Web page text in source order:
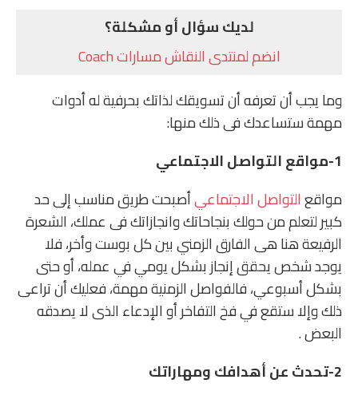
لديك سؤال أو مشكلة؟
انضم لمنتدى النقاش مسارات Coach
وما يجب أن تعرفه أن تسويقك لذاتك بحرفية له أدوات
مهمة ستساعدك فى ذلك منها:
1-مواقع التواصل الاجتماعي
مواقعالتواصل الاجتماعيأصبحت طريق مناسب إلى حد
كبير لتعلم من حولك بنجاحاتك وانجازاتك فى عملك، الشعرة
الرفيعة هنا هى الفارق الزمني بين كل بوست وأخر، فلا
يوجد شخص يحقق إنجاز بشكل يومي في عمله، أو حتى
بشكل أسبوعي، فالفواصل الزمنية مهمة، فعليك أن تراعى
ذلك وإلا ستقع في فخ التفاخر أو الإدعاء الذى لا يصدقه
البعض .
2-تحدث عن أهدافك ومهاراتك